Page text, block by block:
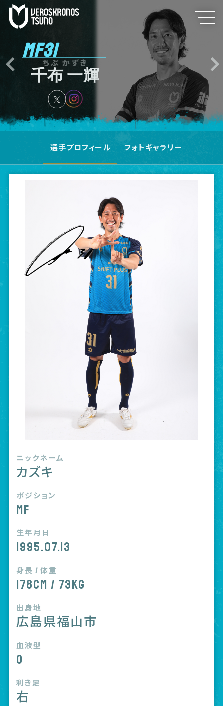
MF31ちぶ かずき
千布 一輝
選手プロフィール フォトギャラリー
ニックネーム
カズキ
ポジション
MF
生年月日
1995.07.13
身長 / 体重
178cm / 73kg
出身地
広島県福山市
血液型
O
利き足
右